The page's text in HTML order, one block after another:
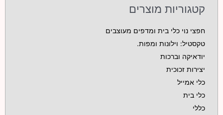
קטגוריות מוצרים
חפצי נוי כלי בית ומדפים מעוצבים
טקסטיל: וילונות ומפות.
יודאיקה וברכות
יצירות זכוכית
כלי אמייל
כלי בית
כללי